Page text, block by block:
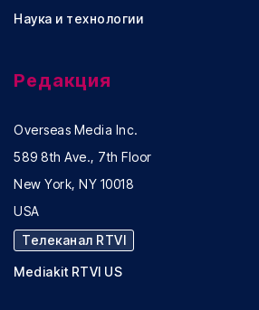
Наука и технологии
Редакция
Overseas Media Inc.
589 8th Ave., 7th Floor
New York, NY 10018
USA
Телеканал RTVI
Mediakit RTVI US